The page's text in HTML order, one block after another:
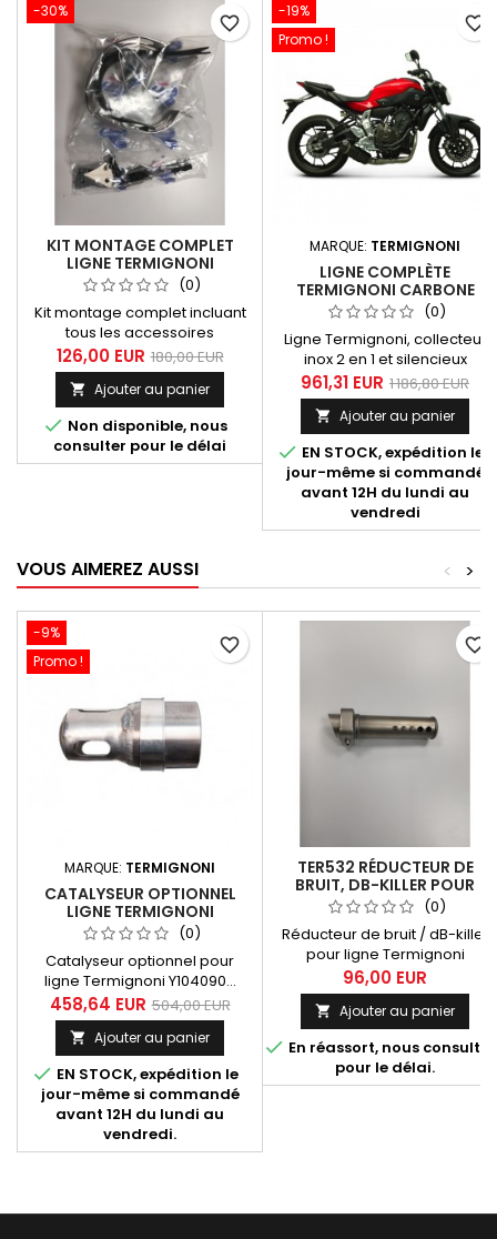
-30%
KIT MONTAGE COMPLET
LIGNE TERMIGNONI
Y104090...(0)
Kit montage complet incluant
tous les accessoires
nécessaires pour les lignes
Termignoni destinées aux
Yamaha MT07, Tracer, XSR,
références suivantes
Y104090CV, Y104090CVB,
Y104090TV.
126,00 EUR 180,00 EUR
 Ajouter au panier
 Non disponible, nous
consulter pour le délai
favorite_border
-19%
Promo !
MARQUE: TERMIGNONI
LIGNE COMPLÈTE
TERMIGNONI CARBONE
YAMAHA MT-07 2021 - 2024
ET XSR 700 2021 - 2024
(0)
Ligne Termignoni, collecteur
inox 2 en 1 et silencieux
hexagonal tout carbone pour
Yamaha MT-07 et XSR 700,
toutes années jusque 2022
inclus. Homologué EURO 4
avec option Y104CAT (vendu
séparément). Compatible
avec les machines suivantes :
Yamaha MT 07 2014 - 2020,
XSR 700 2015 - 2020 Yamaha
961,31 EUR 1 186,80 EUR
 Ajouter au panier
 EN STOCK, expédition le
jour-même si commandé
avant 12H du lundi au
vendredi
favorite_border
VOUS AIMEREZ AUSSI >
<
-9%
Promo !
MARQUE: TERMIGNONI
CATALYSEUR OPTIONNEL
LIGNE TERMIGNONI
Y104090...(0)
Catalyseur optionnel pour
ligne Termignoni Y104090...
destinée aux Yamaha MT-07
(toutes années), XSR 700
(toutes années). Fourni avec
notice d'installation et certificat
d'homologation Euro 4.
458,64 EUR 504,00 EUR
 Ajouter au panier
 EN STOCK, expédition le
jour-même si commandé
avant 12H du lundi au
vendredi.
favorite_border
TER532 RÉDUCTEUR DE
BRUIT, DB-KILLER POUR
LIGNE TERMIGNONI
Y104090... (MT-07, XSR 700,
TRACER 700)
(0)
Réducteur de bruit / dB-killer
pour ligne Termignoni
Y104090... Compatibles avec
les références
d'échappements suivantes :
Y104090CV, Y104090CVB,
Y104090TV.
96,00 EUR
 Ajouter au panier
 En réassort, nous consulter
pour le délai.
favorite_border